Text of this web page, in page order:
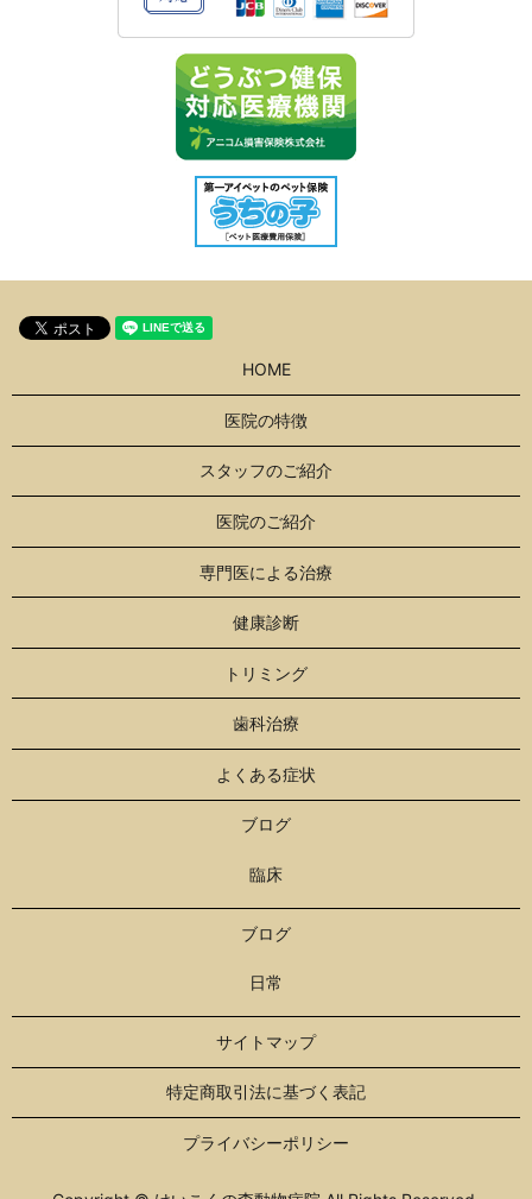
HOME
医院の特徴
スタッフのご紹介
医院のご紹介
専門医による治療
健康診断
トリミング
歯科治療
よくある症状
ブログ
臨床
ブログ
日常
サイトマップ
特定商取引法に基づく表記
プライバシーポリシー